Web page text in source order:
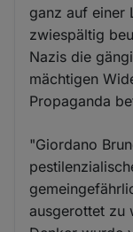
ganz auf einer
zwiespältig
Nazis die
mächtigen
Propaganda
"Giordano
ausgerottet zu